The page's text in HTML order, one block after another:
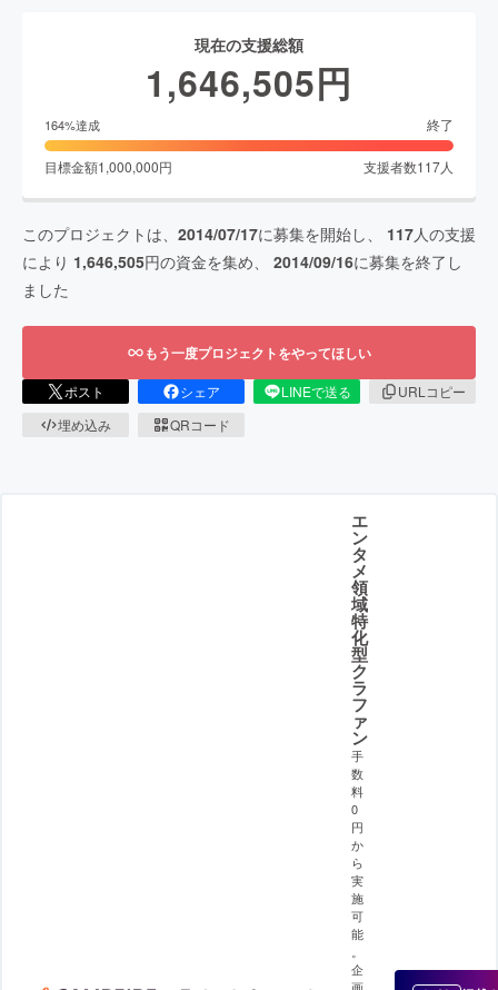
現在の支援総額
1,646,505円
164%達成 終了
目標金額1,000,000円 支援者数117人
このプロジェクトは、 2014/07/17に募集を開始し、 117人の支援
により 1,646,505円の資金を集め、 2014/09/16に募集を終了し
ました
もう一度プロジェクトをやってほしい
ポスト シェア LINEで送る
URLコピー
埋め込み
QRコード
エ
ン
タ
メ
領
域
特
化
型
ク
ラ
フ
ァ
ン
手
数
料
0
円
か
ら
実
施
可
能
。
企